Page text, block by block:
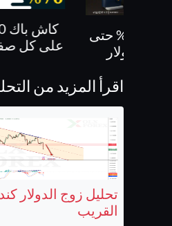
بونص 30% حتى
على كل
اقرأ المزيد من
تحليل زوج الدولار
القريب